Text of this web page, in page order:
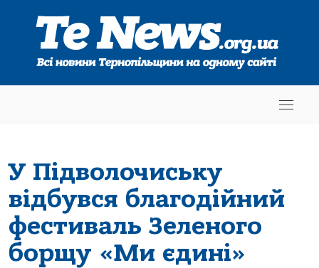
У Підволочиську
відбувся благодійний
фестиваль Зеленого
борщу «Ми єдині»